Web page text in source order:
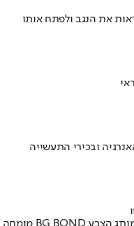
את הנגב ולפתח אותו
ובכירי התעשייה